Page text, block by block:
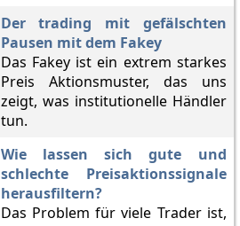
Der trading mit gefälschten
Pausen mit dem Fakey
Das Fakey ist ein extrem starkes
Preis Aktionsmuster, das uns
zeigt, was institutionelle Händler
tun.
Wie lassen sich gute und
schlechte Preisaktionssignale
herausfiltern?
Das Problem für viele Trader ist,